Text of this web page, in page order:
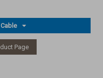
Cable
Page